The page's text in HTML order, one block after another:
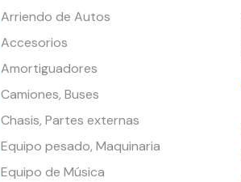
Arriendo de Autos
Accesorios
Amortiguadores
Camiones, Buses
Chasis, Partes externas
Equipo pesado, Maquinaria
Equipo de Música